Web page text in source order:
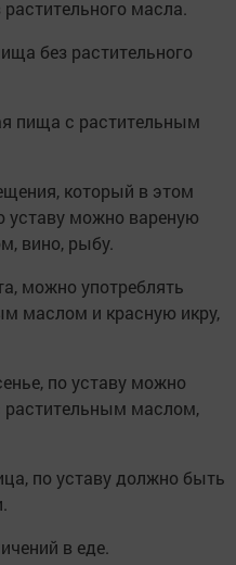
масла.
без растительного
пища с растительным
который в этом
уставу можно вареную
вино, рыбу.
можно употреблять
маслом и красную икру,
по уставу можно
растительным маслом,
по уставу должно быть
в еде.